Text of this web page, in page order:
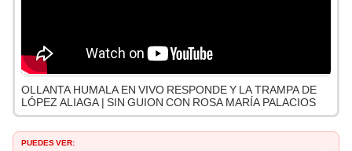
OLLANTA HUMALA EN VIVO RESPONDE Y LA TRAMPA DE
LÓPEZ ALIAGA | SIN GUION CON ROSA MARÍA PALACIOS
PUEDES VER: